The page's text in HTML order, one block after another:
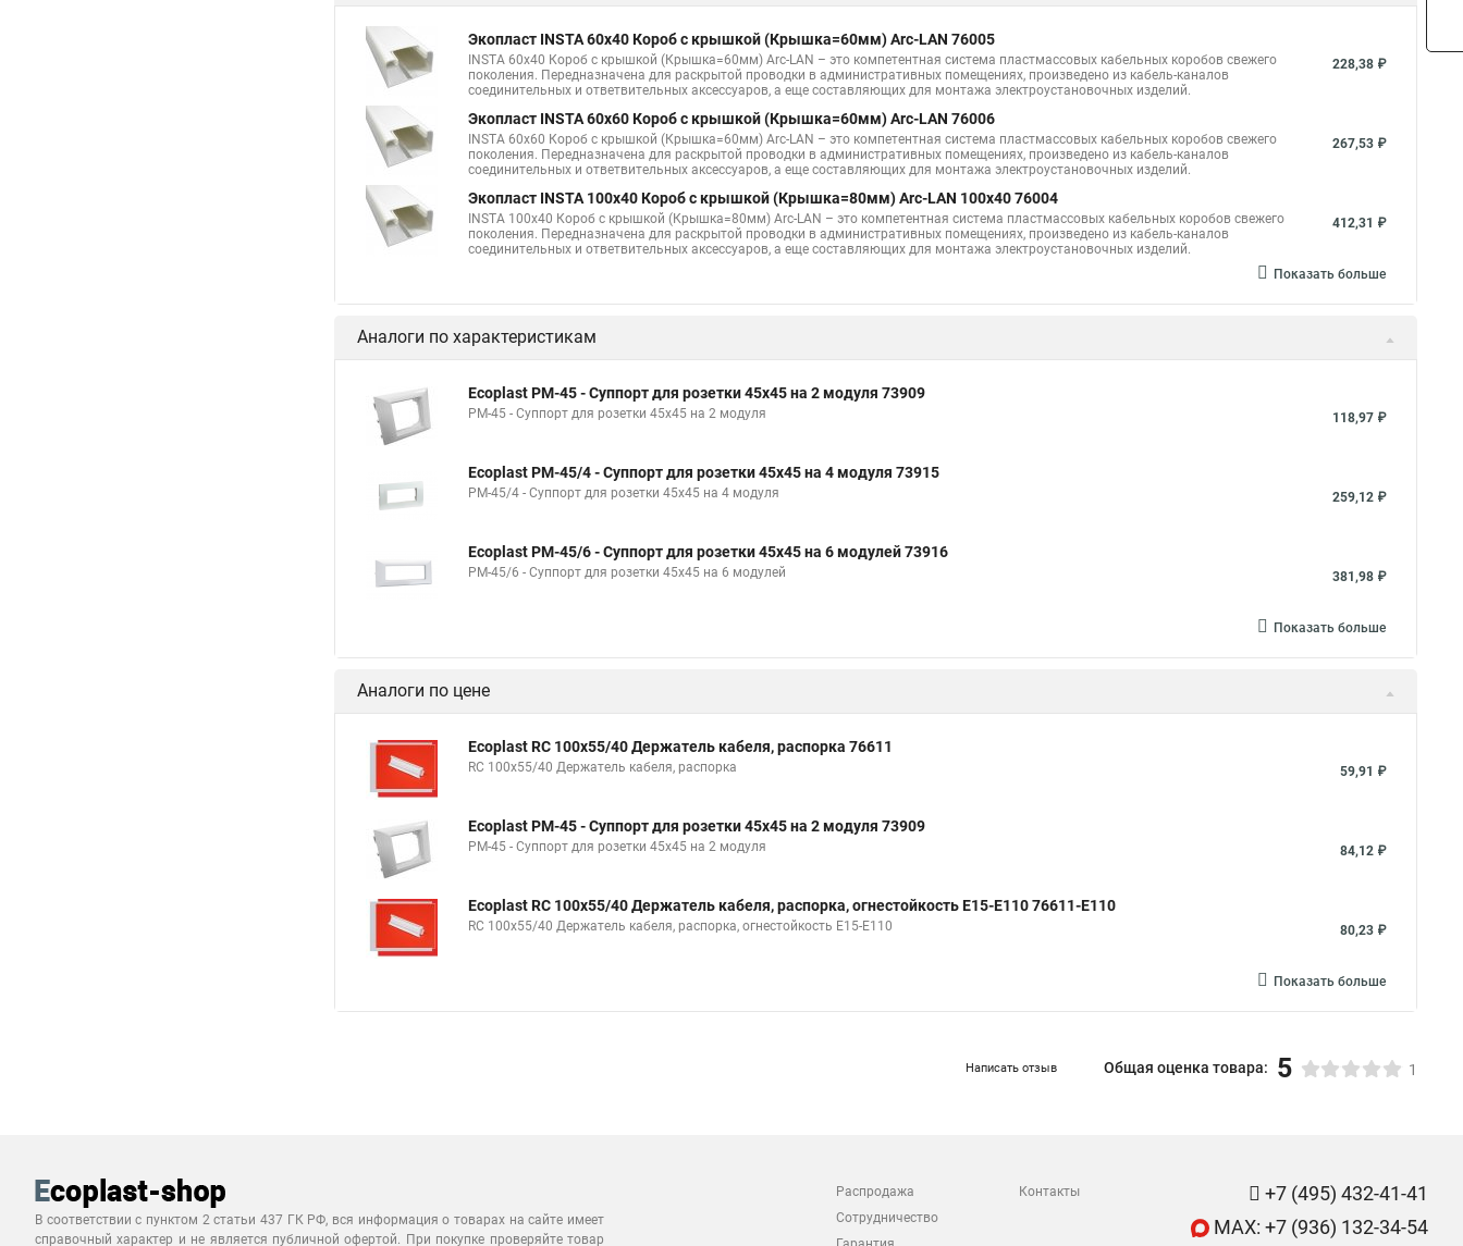
Экопласт INSTA 60х40 Короб с крышкой (Крышка=60мм) Arc-LAN 76005
INSTA 60х40 Короб с крышкой (Крышка=60мм) Arc-LAN – это компетентная система пластмассовых кабельных коробов свежего
поколения. Передназначена для раскрытой проводки в административных помещениях, произведено из кабель-каналов
соединительных и ответвительных аксессуаров, а еще составляющих для монтажа электроустановочных изделий.
228,38 ₽
Экопласт INSTA 60х60 Короб с крышкой (Крышка=60мм) Arc-LAN 76006
INSTA 60х60 Короб с крышкой (Крышка=60мм) Arc-LAN – это компетентная система пластмассовых кабельных коробов свежего
поколения. Передназначена для раскрытой проводки в административных помещениях, произведено из кабель-каналов
соединительных и ответвительных аксессуаров, а еще составляющих для монтажа электроустановочных изделий.
267,53 ₽
Экопласт INSTA 100x40 Короб с крышкой (Крышка=80мм) Arc-LAN 100x40 76004
INSTA 100x40 Короб с крышкой (Крышка=80мм) Arc-LAN – это компетентная система пластмассовых кабельных коробов свежего
поколения. Передназначена для раскрытой проводки в административных помещениях, произведено из кабель-каналов
соединительных и ответвительных аксессуаров, а еще составляющих для монтажа электроустановочных изделий.
412,31 ₽
Показать больше
Аналоги по характеристикам
Ecoplast PM-45 - Суппорт для розетки 45x45 на 2 модуля 73909
PM-45 - Суппорт для розетки 45x45 на 2 модуля 118,97 ₽
Ecoplast PM-45/4 - Суппорт для розетки 45x45 на 4 модуля 73915
PM-45/4 - Суппорт для розетки 45x45 на 4 модуля 259,12 ₽
Ecoplast PM-45/6 - Суппорт для розетки 45x45 на 6 модулей 73916
PM-45/6 - Суппорт для розетки 45x45 на 6 модулей 381,98 ₽
Показать больше
Аналоги по цене
Ecoplast RC 100x55/40 Держатель кабеля, распорка 76611
RC 100x55/40 Держатель кабеля, распорка 59,91 ₽
Ecoplast PM-45 - Суппорт для розетки 45x45 на 2 модуля 73909
PM-45 - Суппорт для розетки 45x45 на 2 модуля 84,12 ₽
Ecoplast RC 100x55/40 Держатель кабеля, распорка, огнестойкость E15-E110 76611-E110
RC 100x55/40 Держатель кабеля, распорка, огнестойкость E15-E110 80,23 ₽
Показать больше
Написать отзыв Общая оценка товара: 5 1
В соответствии с пунктом 2 статьи 437 ГК РФ, вся информация о товарах на сайте имеет
справочный характер и не является публичной офертой. При покупке проверяйте товар
Распродажа
Сотрудничество
Контакты
+7 (495) 432-41-41
MAX: +7 (936) 132-34-54